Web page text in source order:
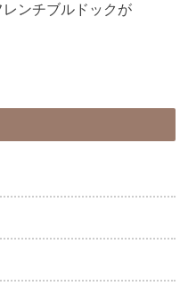
ンチブルドックが